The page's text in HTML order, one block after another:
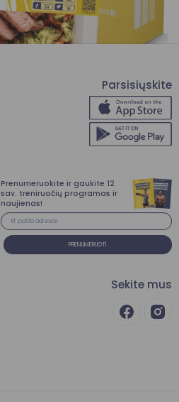
Parsisiųskite
Prenumeruokite ir gaukite 12
sav. treniruočių programas ir
naujienas!
PRENUMERUOTI
Sekite mus